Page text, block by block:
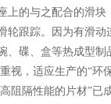
上的与之配合的滑块
轮跟踪。因为有滑
、碟、盒等热成型
视，适应生产的“环
阻隔性能的片材”已